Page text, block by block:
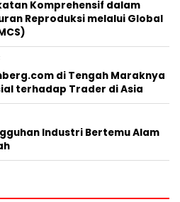
Komprehensif dalam
Reproduksi melalui Global
di Tengah Maraknya
terhadap Trader di Asia
Industri Bertemu Alam